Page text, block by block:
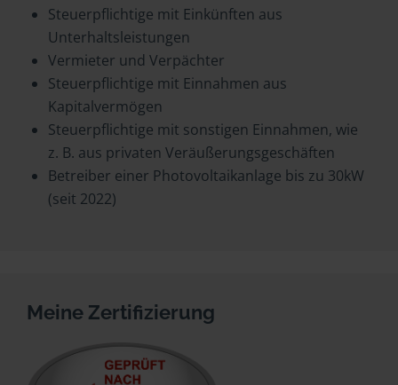
Steuerpflichtige mit Einkünften aus
Unterhaltsleistungen
Vermieter und Verpächter
Steuerpflichtige mit Einnahmen aus
Kapitalvermögen
Steuerpflichtige mit sonstigen Einnahmen, wie
z. B. aus privaten Veräußerungsgeschäften
Betreiber einer Photovoltaikanlage bis zu 30kW
(seit 2022)
Meine Zertifizierung